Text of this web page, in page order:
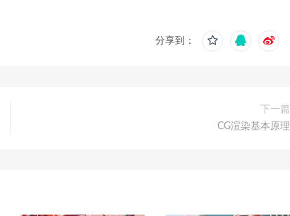
分享到：
下一篇
CG渲染基本原理